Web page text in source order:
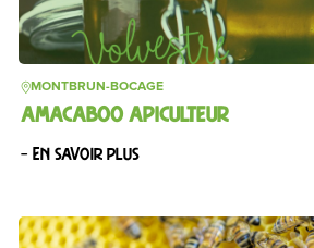
MONTBRUN-BOCAGE
AMACABOO APICULTEUR
– En savoir plus